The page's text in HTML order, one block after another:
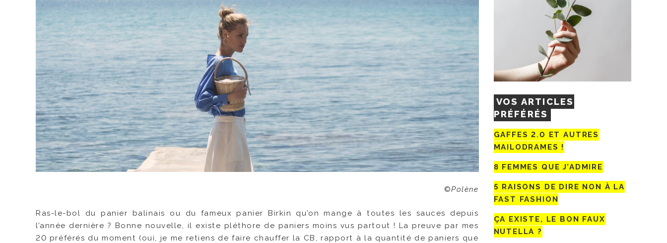
©Polène
Ras-le-bol du panier balinais ou du fameux panier Birkin qu’on mange à toutes les sauces depuis
l’année dernière ? Bonne nouvelle, il existe pléthore de paniers moins vus partout ! La preuve par mes
20 préférés du moment (oui, je me retiens de faire chauffer la CB, rapport à la quantité de paniers que
VOS ARTICLES
PRÉFÉRÉS
GAFFES 2.0 ET AUTRES
MAILODRAMES !
8 FEMMES QUE J’ADMIRE
5 RAISONS DE DIRE NON À LA
FAST FASHION
ÇA EXISTE, LE BON FAUX
NUTELLA ?